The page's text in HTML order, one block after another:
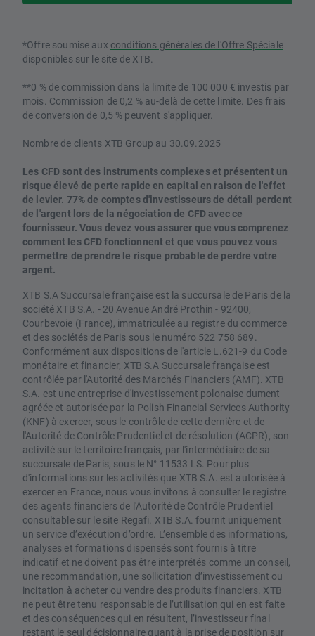
*Offre soumise aux conditions générales de l'Offre Spéciale
disponibles sur le site de XTB.
**0 % de commission dans la limite de 100 000 € investis par
mois. Commission de 0,2 % au-delà de cette limite. Des frais
de conversion de 0,5 % peuvent s'appliquer.
Nombre de clients XTB Group au 30.09.2025
Les CFD sont des instruments complexes et présentent un
risque élevé de perte rapide en capital en raison de l'effet
de levier. 77% de comptes d'investisseurs de détail perdent
de l'argent lors de la négociation de CFD avec ce
fournisseur. Vous devez vous assurer que vous comprenez
comment les CFD fonctionnent et que vous pouvez vous
permettre de prendre le risque probable de perdre votre
argent.
XTB S.A Succursale française est la succursale de Paris de la
société XTB S.A. - 20 Avenue André Prothin - 92400,
Courbevoie (France), immatriculée au registre du commerce
et des sociétés de Paris sous le numéro 522 758 689.
Conformément aux dispositions de l'article L.621-9 du Code
monétaire et financier, XTB S.A Succursale française est
contrôlée par l'Autorité des Marchés Financiers (AMF). XTB
S.A. est une entreprise d'investissement polonaise dument
agréée et autorisée par la Polish Financial Services Authority
(KNF) à exercer, sous le contrôle de cette dernière et de
l'Autorité de Contrôle Prudentiel et de résolution (ACPR), son
activité sur le territoire français, par l'intermédiaire de sa
succursale de Paris, sous le N° 11533 LS. Pour plus
d'informations sur les activités que XTB S.A. est autorisée à
exercer en France, nous vous invitons à consulter le registre
des agents financiers de l'Autorité de Contrôle Prudentiel
consultable sur le site Regafi. XTB S.A. fournit uniquement
un service d’exécution d’ordre. L’ensemble des informations,
analyses et formations dispensés sont fournis à titre
indicatif et ne doivent pas être interprétés comme un conseil,
une recommandation, une sollicitation d’investissement ou
incitation à acheter ou vendre des produits financiers. XTB
ne peut être tenu responsable de l’utilisation qui en est faite
et des conséquences qui en résultent, l’investisseur final
restant le seul décisionnaire quant à la prise de position sur